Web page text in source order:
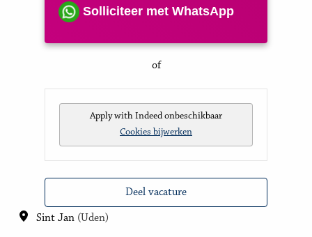
Solliciteer met WhatsApp
of
Apply with Indeed onbeschikbaar
Cookies bijwerken
Deel vacature
Sint Jan (Uden)